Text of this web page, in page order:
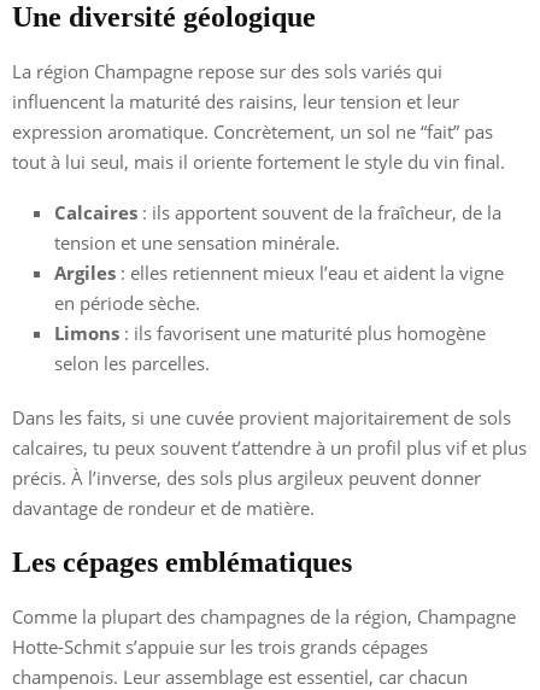
Une diversité géologique
La région Champagne repose sur des sols variés qui
influencent la maturité des raisins, leur tension et leur
expression aromatique. Concrètement, un sol ne “fait” pas
tout à lui seul, mais il oriente fortement le style du vin final.
Calcaires : ils apportent souvent de la fraîcheur, de la
tension et une sensation minérale.
Argiles : elles retiennent mieux l’eau et aident la vigne
en période sèche.
Limons : ils favorisent une maturité plus homogène
selon les parcelles.
Dans les faits, si une cuvée provient majoritairement de sols
calcaires, tu peux souvent t’attendre à un profil plus vif et plus
précis. À l’inverse, des sols plus argileux peuvent donner
davantage de rondeur et de matière.
Les cépages emblématiques
Comme la plupart des champagnes de la région, Champagne
Hotte-Schmit s’appuie sur les trois grands cépages
champenois. Leur assemblage est essentiel, car chacun